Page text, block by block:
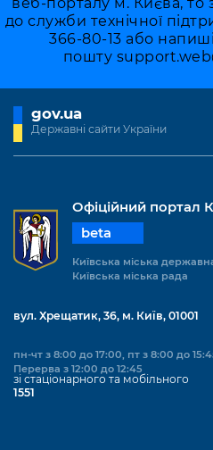
до служби технічної
366-80-13 або
пошту
gov.ua
Державні сайти України
Офіційний портал
beta
Київська міська
Київська міська рада
вул. Хрещатик, 36, м. Київ, 01001
пн-чт з 8:00 до 17:00, пт з 8:00 до
Перерва з 12:00 до 12:45
зі стаціонарного та мобільного
1551